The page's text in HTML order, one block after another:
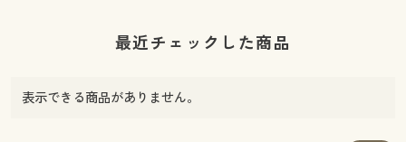
最近チェックした商品
表示できる商品がありません。